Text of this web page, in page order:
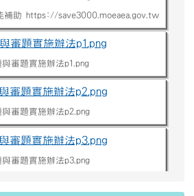
補助 https://save3000.moeaea.gov.tw
與審題實施辦法p1.png
與審題實施辦法p2.png
與審題實施辦法p3.png